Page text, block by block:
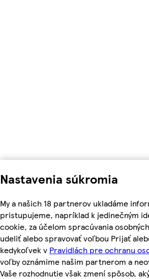
Nastavenia súkromia
My a našich 18 partnerov ukladáme
pristupujeme, napríklad k jedinečným
cookie, za účelom spracúvania
udeliť alebo spravovať voľbou Prijať
kedykoľvek v Pravidlách pre ochranu
voľby oznámime našim partnerom a
Vaše rozhodnutie však zmení spôsob,